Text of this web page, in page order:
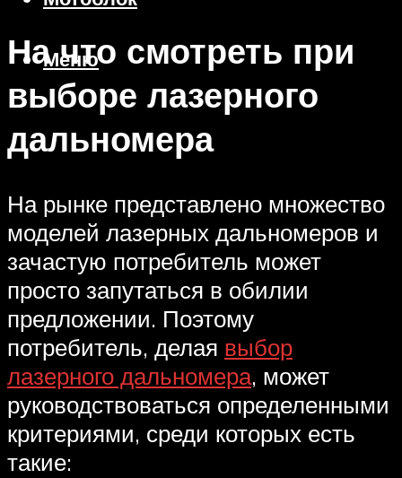
Меню
На что смотреть при
выборе лазерного
дальномера
На рынке представлено множество
моделей лазерных дальномеров и
зачастую потребитель может
просто запутаться в обилии
предложении. Поэтому
потребитель, делая выбор
лазерного дальномера, может
руководствоваться определенными
критериями, среди которых есть
такие: